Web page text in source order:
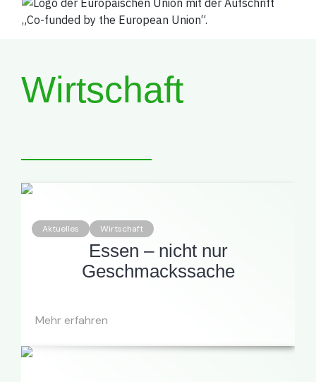
Wirtschaft
Aktuelles Wirtschaft
Essen – nicht nur
Geschmackssache
Mehr erfahren